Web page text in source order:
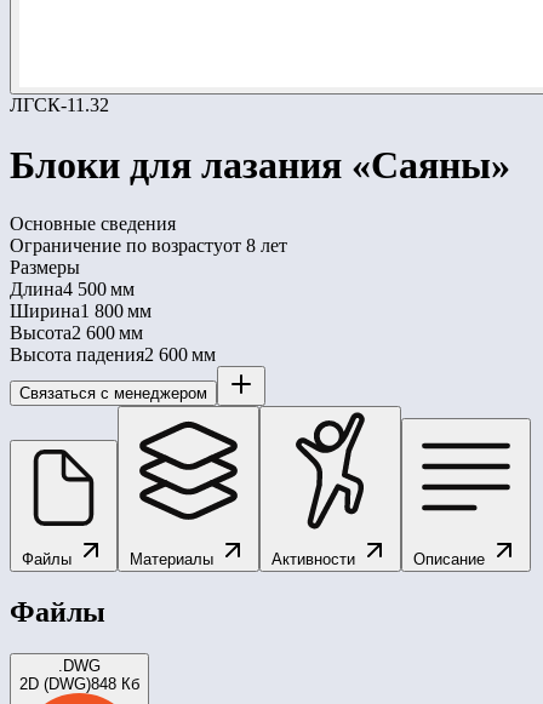
ЛГСК-11.32
Блоки для лазания «Саяны»
Основные сведения
Ограничение по возрастуот 8 лет
Размеры
Длина4 500 мм
Ширина1 800 мм
Высота2 600 мм
Высота падения2 600 мм
Связаться с менеджером
Файлы Материалы Активности Описание
Файлы
.DWG
2D (DWG)848 Кб